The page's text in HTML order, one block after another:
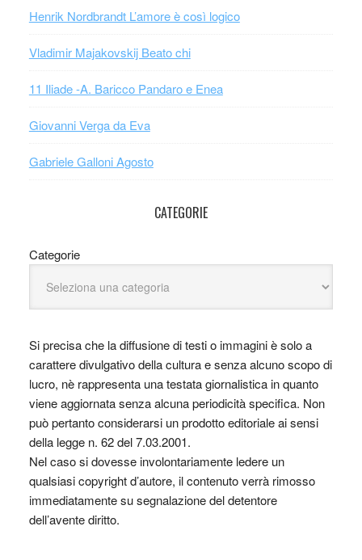
Henrik Nordbrandt L’amore è così logico
Vladimir Majakovskij Beato chi
11 Iliade -A. Baricco Pandaro e Enea
Giovanni Verga da Eva
Gabriele Galloni Agosto
CATEGORIE
Categorie
Si precisa che la diffusione di testi o immagini è solo a
carattere divulgativo della cultura e senza alcuno scopo di
lucro, nè rappresenta una testata giornalistica in quanto
viene aggiornata senza alcuna periodicità specifica. Non
può pertanto considerarsi un prodotto editoriale ai sensi
della legge n. 62 del 7.03.2001.
Nel caso si dovesse involontariamente ledere un
qualsiasi copyright d’autore, il contenuto verrà rimosso
immediatamente su segnalazione del detentore
dell’avente diritto.